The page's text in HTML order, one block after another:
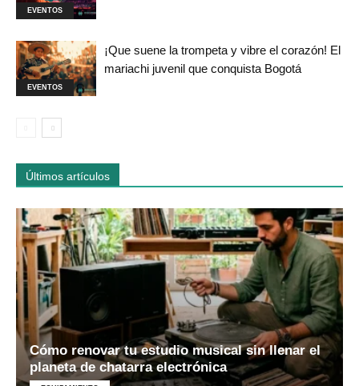
EVENTOS
EVENTOS
¡Que suene la trompeta y vibre el corazón! El
mariachi juvenil que conquista Bogotá
Últimos artículos
Cómo renovar tu estudio musical sin llenar el
planeta de chatarra electrónica